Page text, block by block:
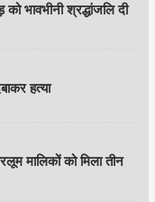
भावभीनी श्रद्धांजलि दी
हत्या
मालिकों को मिला तीन